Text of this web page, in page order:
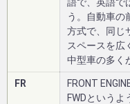
う。自動車の
方式で、同じ
スペースを広
中型車の多く
FR
FRONT
FWDというよ